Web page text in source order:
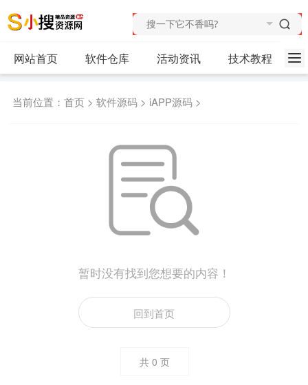
网站首页 软件仓库 活动资讯 技术教程
当前位置：首页 >软件源码 > iAPP源码 >
暂时没有找到您想要的内容！
回到首页
共 0 页